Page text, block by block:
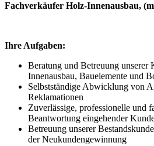
Fachverkäufer Holz-Innenausbau,
Ihre Aufgaben:
Beratung und Betreuung unserer
Innenausbau, Bauelemente und
Selbstständige Abwicklung von
Reklamationen
Zuverlässige, professionelle und
Beantwortung eingehender
Betreuung unserer
der Neukundengewinnung